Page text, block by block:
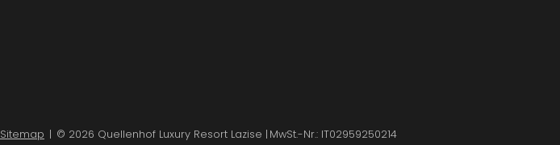
Sitemap | © 2026 Quellenhof Luxury Resort Lazise | MwSt.-Nr.: IT02959250214